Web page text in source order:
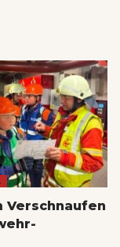
Verschnaufen